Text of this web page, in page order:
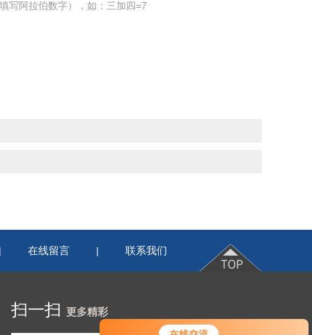
写阿拉伯数字），如：三加四=7
在线留言 | 联系我们
扫一扫 更多精彩